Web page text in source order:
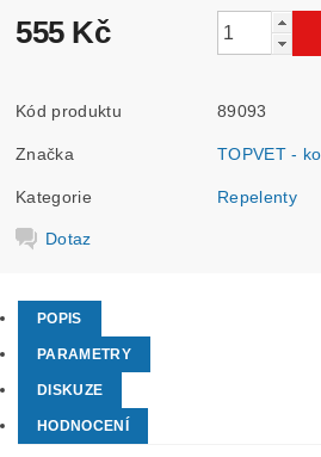
555 Kč
Kód produktu 89093
Značka TOPVET -
Kategorie Repelenty
Dotaz
POPIS
PARAMETRY
DISKUZE
HODNOCENÍ